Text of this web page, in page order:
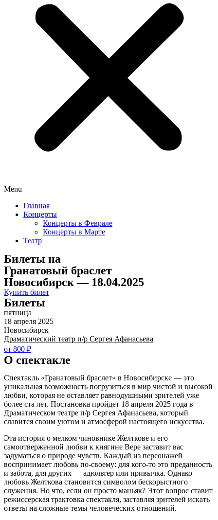
Menu
Главная
Концерты
Концерты в Феврале
Концерты в Марте
Театр
Билеты на
Гранатовый браслет
Новосибирск — 18.04.2025
Купить билет
Билеты
пятница
18 апреля 2025
Новосибирск
Драматический театр п/р Сергея Афанасьева
от 800 ₽
О спектакле
Спектакль «Гранатовый браслет» в Новосибирске — это
уникальная возможность погрузиться в мир чистой и высокой
любви, которая не оставляет равнодушными зрителей уже
более ста лет. Постановка пройдет 18 апреля 2025 года в
Драматическом театре п/р Сергея Афанасьева, который
славится своим уютом и атмосферой настоящего искусства.
Эта история о мелком чиновнике Желткове и его
самоотверженной любви к княгине Вере заставит вас
задуматься о природе чувств. Каждый из персонажей
воспринимает любовь по-своему: для кого-то это преданность
и забота, для других — адюльтер или привычка. Однако
любовь Желткова становится символом бескорыстного
служения. Но что, если он просто маньяк? Этот вопрос ставит
режиссерская трактовка спектакля, заставляя зрителей искать
ответы на сложные темы человеческих отношений.